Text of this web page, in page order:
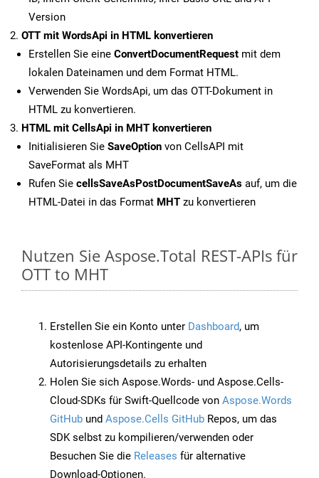
Version
OTT mit WordsApi in HTML konvertieren
Erstellen Sie eine ConvertDocumentRequest mit dem
lokalen Dateinamen und dem Format HTML.
Verwenden Sie WordsApi, um das OTT-Dokument in
HTML zu konvertieren.
HTML mit CellsApi in MHT konvertieren
Initialisieren Sie SaveOption von CellsAPI mit
SaveFormat als MHT
Rufen Sie cellsSaveAsPostDocumentSaveAs auf, um die
HTML-Datei in das Format MHT zu konvertieren
Nutzen Sie Aspose.Total REST-APIs für
OTT to MHT
Erstellen Sie ein Konto unter Dashboard, um
kostenlose API-Kontingente und
Autorisierungsdetails zu erhalten
Holen Sie sich Aspose.Words- und Aspose.Cells-
Cloud-SDKs für Swift-Quellcode von Aspose.Words
GitHub und Aspose.Cells GitHub Repos, um das
SDK selbst zu kompilieren/verwenden oder
Besuchen Sie die Releases für alternative
Download-Optionen.